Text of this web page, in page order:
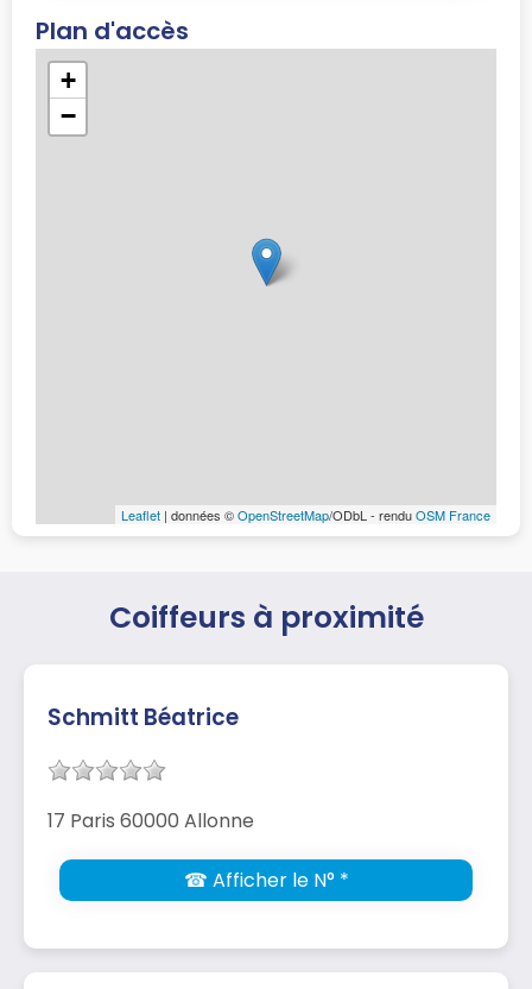
Plan d'accès
+
−
Leaflet | données ©OpenStreetMap/ODbL - renduOSM France
Coiffeurs à proximité
Schmitt Béatrice
17 Paris 60000 Allonne
☎ Afficher le N° *